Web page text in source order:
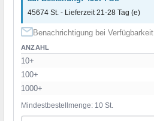
45674 St. - Lieferzeit 21-28 Tag (e)
Benachrichtigung bei Verfügbarkeit
ANZAHL
10+
100+
1000+
Mindestbestellmenge: 10 St.